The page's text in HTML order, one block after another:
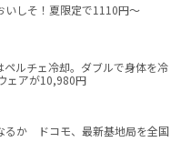
いしそ！夏限定で1110円～
ルチェ冷却。ダブルで身体を冷
ェアが10,980円
るか ドコモ、最新基地局を全国